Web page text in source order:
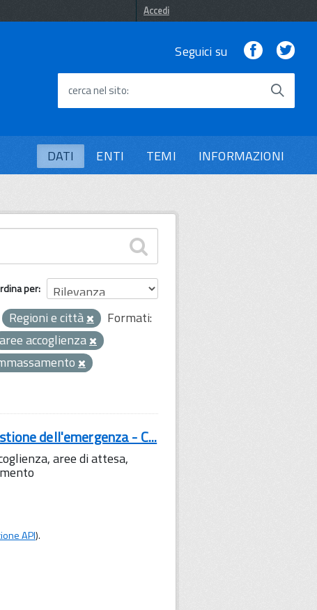
Accedi
Seguici su Facebook
cerca nel sito
DATI ENTI TEMI INFORMAZIONI
per
Regioni e città
Formati:
aree accoglienza
dell'emergenza - C...
aree di attesa,
API).